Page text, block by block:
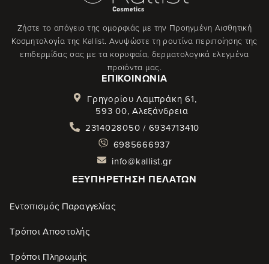
Ζήστε το απόγειο της ομορφιάς με την Προηγμένη Αισθητική
Κοσμητολογία της Kallist. Ανυψώστε τη ρουτίνα περιποίησης της
επιδερμίδας σας με τα κορυφαία, δερματολογικά ελεγμένα
προϊόντα μας.
ΕΠΙΚΟΙΝΩΝΊΑ
Γρηγορίου Λαμπράκη 61,
593 00, Αλεξάνδρεια
2314028050 / 6934713410
6985666937
info@kallist.gr
ΕΞΥΠΗΡΈΤΗΣΗ ΠΕΛΑΤΏΝ
Εντοπισμός Παραγγελίας
Τρόποι Αποστολής
Τρόποι Πληρωμής